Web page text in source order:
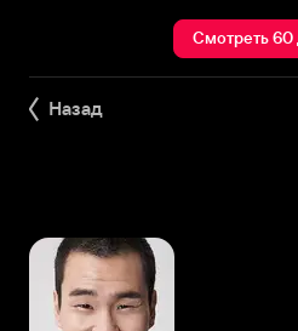
Смотреть 60
Назад